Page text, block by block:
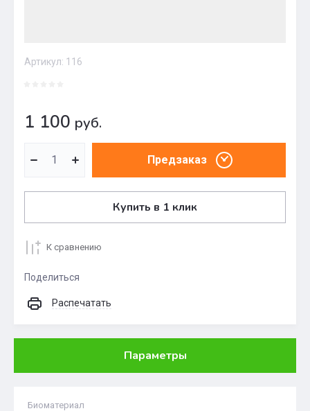
Артикул: 116
1 100 руб.
Предзаказ
Купить в 1 клик
К сравнению
Поделиться
Распечатать
Параметры
Биоматериал